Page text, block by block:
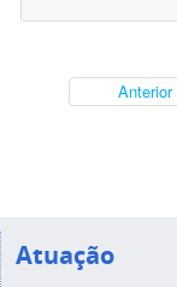
Anterior
Atuação